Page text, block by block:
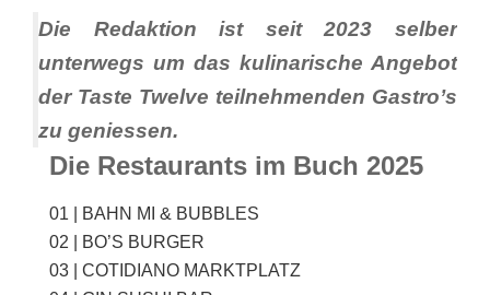
Die Redaktion ist seit 2023 selber
unterwegs um das kulinarische Angebot
der Taste Twelve teilnehmenden Gastro’s
zu geniessen.
Die Restaurants im Buch 2025
01
BAHN MI & BUBBLES
02
BO’S BURGER
03 | COTIDIANO MARKTPLATZ